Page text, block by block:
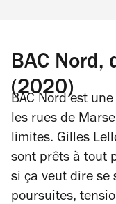
BAC Nord,
(2020)
BAC Nordest une
les rues de
limites. Gilles
sont prêts à tout
si ça veut dire se
poursuites,